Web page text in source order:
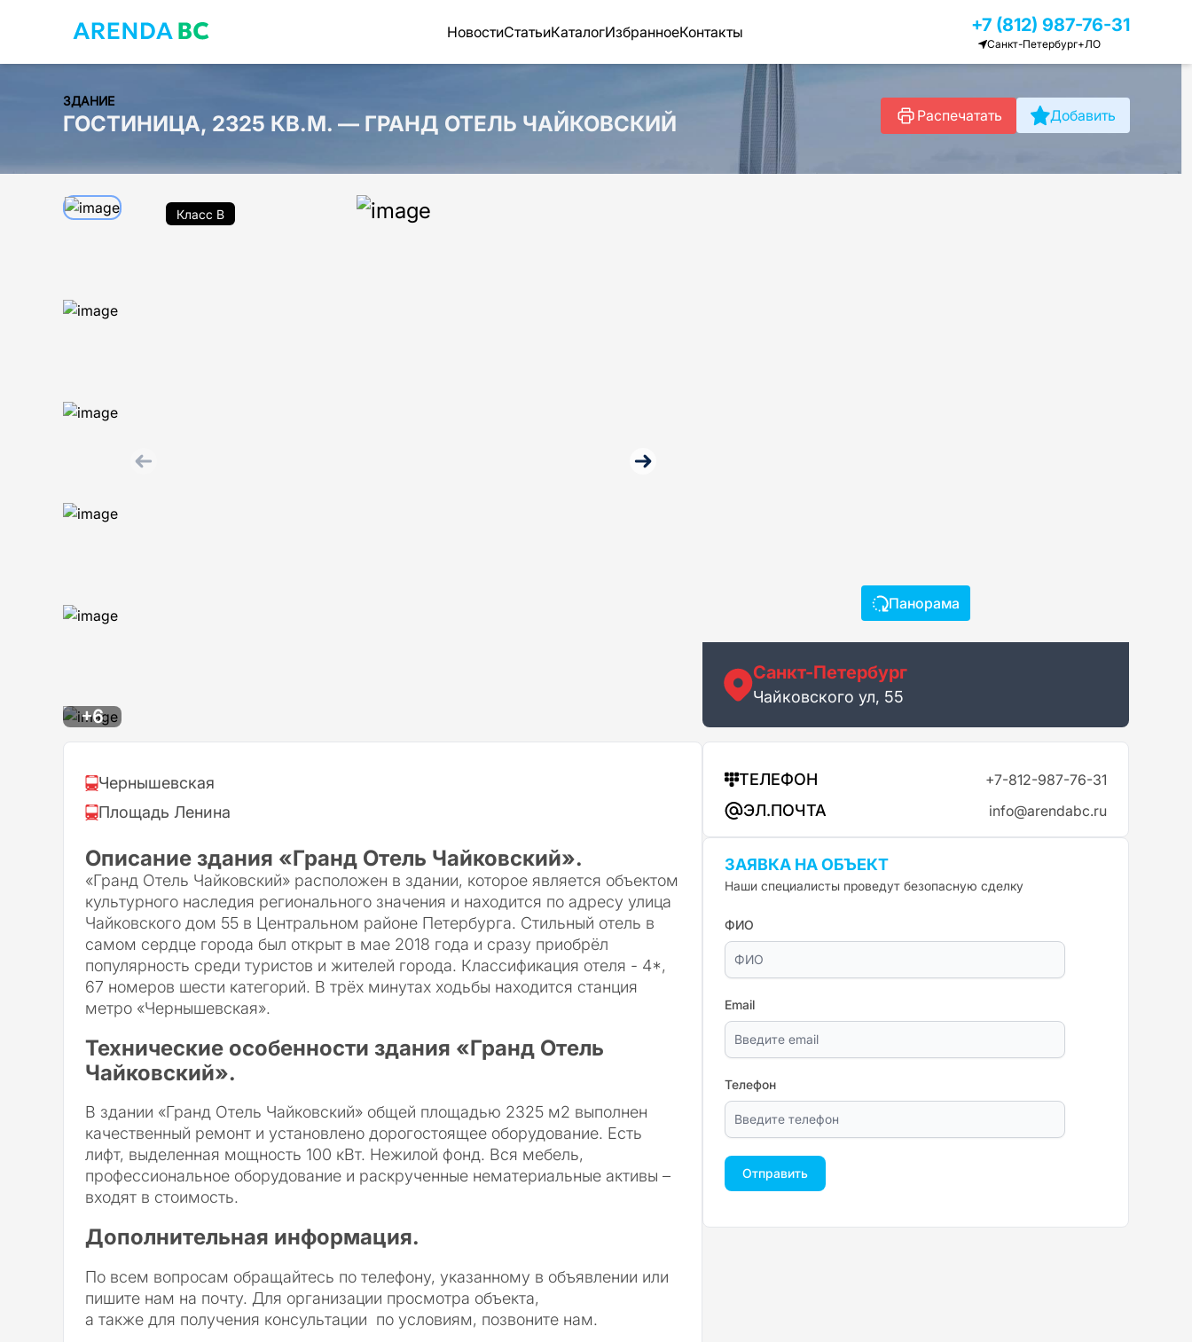
НовостиСтатьиКаталогИзбранноеКонтакты +7 (812) 987-76-31
Санкт-Петербург+ЛО
ЗДАНИЕ
ГОСТИНИЦА, 2325 КВ.М. — ГРАНД ОТЕЛЬ ЧАЙКОВСКИЙ Распечатать Добавить
Класс B
+6
Чернышевская
Площадь Ленина
Описание здания «Гранд Отель Чайковский».
«Гранд Отель Чайковский» расположен в здании, которое является объектом
культурного наследия регионального значения и находится по адресу улица
Чайковского дом 55 в Центральном районе Петербурга. Стильный отель в
самом сердце города был открыт в мае 2018 года и сразу приобрёл
популярность среди туристов и жителей города. Классификация отеля - 4*,
67 номеров шести категорий. В трёх минутах ходьбы находится станция
метро «Чернышевская».
Технические особенности здания «Гранд Отель
Чайковский».
В здании «Гранд Отель Чайковский» общей площадью 2325 м2 выполнен
качественный ремонт и установлено дорогостоящее оборудование. Есть
лифт, выделенная мощность 100 кВт. Нежилой фонд. Вся мебель,
профессиональное оборудование и раскрученные нематериальные активы –
входят в стоимость.
Дополнительная информация.
По всем вопросам обращайтесь по телефону, указанному в объявлении или
пишите нам на почту. Для организации просмотра объекта,
а также для получения консультации по условиям, позвоните нам.
Панорама
Санкт-Петербург
Чайковского ул, 55
ТЕЛЕФОН +7-812-987-76-31
ЭЛ.ПОЧТА info@arendabc.ru
ЗАЯВКА НА ОБЪЕКТ
Наши специалисты проведут безопасную сделку
ФИО
Email
Телефон
Отправить